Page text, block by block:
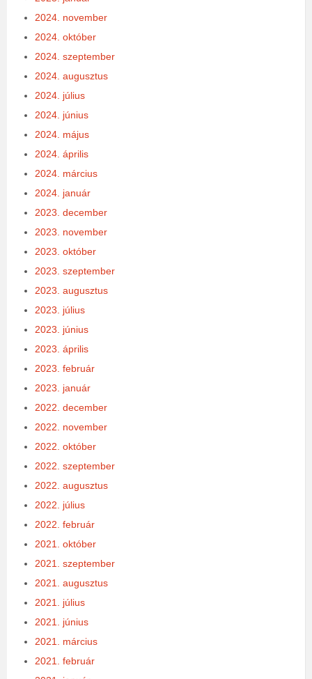
2024. november
2024. október
2024. szeptember
2024. augusztus
2024. július
2024. június
2024. május
2024. április
2024. március
2024. január
2023. december
2023. november
2023. október
2023. szeptember
2023. augusztus
2023. július
2023. június
2023. április
2023. február
2023. január
2022. december
2022. november
2022. október
2022. szeptember
2022. augusztus
2022. július
2022. február
2021. október
2021. szeptember
2021. augusztus
2021. július
2021. június
2021. március
2021. február